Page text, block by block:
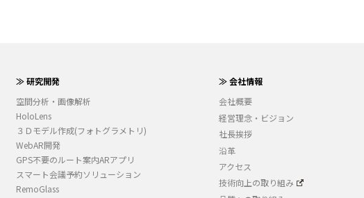
≫ 研究開発
空間分析・画像解析
HoloLens
３Ｄモデル作成(フォトグラメトリ)
WebAR開発
GPS不要のルート案内ARアプリ
スマート会議予約ソリューション
RemoGlass
≫ 会社情報
会社概要
経営理念・ビジョン
社長挨拶
沿革
アクセス
技術向上の取り組み